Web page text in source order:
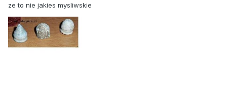
ze to nie jakies mysliwskie